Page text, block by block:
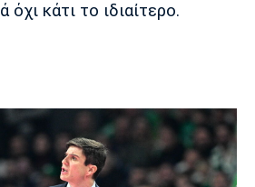
κάτι το ιδιαίτερο.